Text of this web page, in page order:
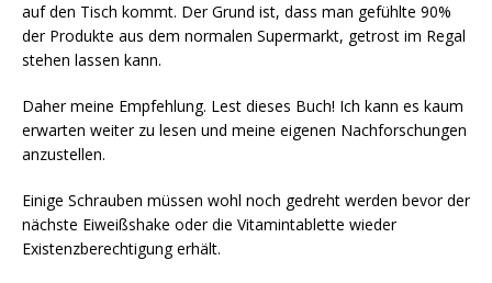
auf den Tisch kommt. Der Grund ist, dass man gefühlte 90%
der Produkte aus dem normalen Supermarkt, getrost im Regal
stehen lassen kann.
Daher meine Empfehlung. Lest dieses Buch! Ich kann es kaum
erwarten weiter zu lesen und meine eigenen Nachforschungen
anzustellen.
Einige Schrauben müssen wohl noch gedreht werden bevor der
nächste Eiweißshake oder die Vitamintablette wieder
Existenzberechtigung erhält.